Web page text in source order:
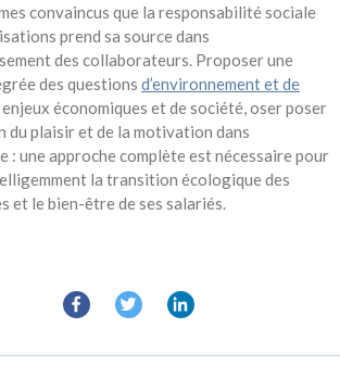
convaincus que la responsabilité sociale
prend sa source dans
des collaborateurs. Proposer une
des questions d’environnement et de
enjeux économiques et de société, oser poser
du plaisir et de la motivation dans
: une approche complète est nécessaire pour
la transition écologique des
et le bien-être de ses salariés.